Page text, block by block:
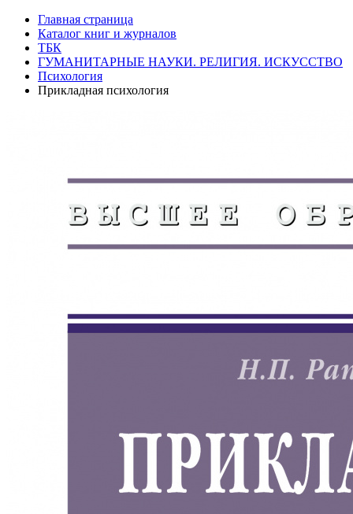
Главная страница
Каталог книг и журналов
ТБК
ГУМАНИТАРНЫЕ НАУКИ. РЕЛИГИЯ. ИСКУССТВО
Психология
Прикладная психология